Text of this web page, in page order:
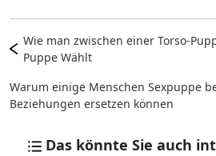
Wie man zwischen einer Torso-
Puppe Wählt
Warum einige Menschen Sexpuppe
Beziehungen ersetzen können
Das könnte Sie auch